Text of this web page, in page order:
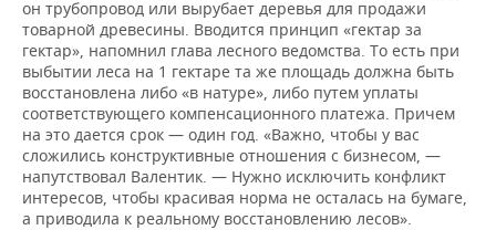
он трубопровод или вырубает деревья для продажи
товарной древесины. Вводится принцип «гектар за
гектар», напомнил глава лесного ведомства. То есть при
выбытии леса на 1 гектаре та же площадь должна быть
восстановлена либо «в натуре», либо путем уплаты
соответствующего компенсационного платежа. Причем
на это дается срок — один год. «Важно, чтобы у вас
сложились конструктивные отношения с бизнесом, —
напутствовал Валентик. — Нужно исключить конфликт
интересов, чтобы красивая норма не осталась на бумаге,
а приводила к реальному восстановлению лесов».